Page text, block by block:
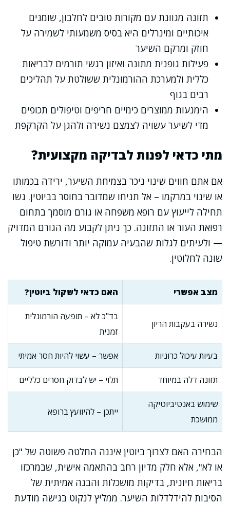
תזונה מגוונת עם מקורות טובים לחלבון, שומנים
איכותיים ומינרלים היא בסיס משמעותי לשמירה על
חוזק ומרקם השיער
פעילות גופנית מתונה ואיזון רגשי תורמים לבריאות
כללית ולמערכת ההורמונלית ששולטת על תהליכים
רבים בגוף
הימנעות ממוצרים כימיים חריפים וטיפולים תכופים
מדי לשיער עשויה לצמצם נשירה ולהגן על הקרקפת
מתי כדאי לפנות לבדיקה מקצועית?
אם אתם חווים שינוי ניכר בצמיחת השיער, ירידה בכמותו
או שינוי במרקמו – אל תניחו שמדובר בחוסר בביוטין. גשו
תחילה לייעוץ עם רופא משפחה או גורם מוסמך בתחום
רפואת העור או התזונה. כך ניתן לקבוע מה הגורם המדויק
— ולעיתים לגלות שהבעיה עמוקה יותר ודורשת טיפול
שונה לחלוטין.
מצב אפשרי האם כדאי לשקול ביוטין?
נשירה בעקבות הריון
בד"כ לא – תופעה הורמונלית
זמנית
בעיות עיכול כרוניות אפשר – עשוי להיות חסר אמיתי
תזונה דלה במיוחד תלוי – יש לבדוק חסרים כלליים
שימוש באנטיביוטיקה
ממושכת
ייתכן – להיוועץ ברופא
הבחירה האם לצרוך ביוטין איננה החלטה פשוטה של "כן
או לא", אלא חלק מדיון רחב בהתאמה אישית, שבמרכזו
בריאות חיונית, בדיקות מושכלות והבנה אמיתית של
הסיבות להידלדלות השיער. ממליץ לנקוט בגישה מודעת